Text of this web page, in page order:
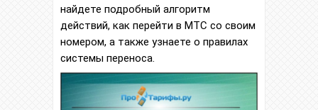
найдете подробный алгоритм
действий, как перейти в МТС со своим
номером, а также узнаете о правилах
системы переноса.